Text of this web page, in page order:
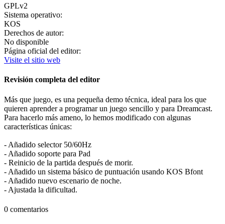
GPLv2
Sistema operativo:
KOS
Derechos de autor:
No disponible
Página oficial del editor:
Visite el sitio web
Revisión completa del editor
Más que juego, es una pequeña demo técnica, ideal para los que
quieren aprender a programar un juego sencillo y para Dreamcast.
Para hacerlo más ameno, lo hemos modificado con algunas
características únicas:
- Añadido selector 50/60Hz
- Añadido soporte para Pad
- Reinicio de la partida después de morir.
- Añadido un sistema básico de puntuación usando KOS Bfont
- Añadido nuevo escenario de noche.
- Ajustada la dificultad.
0 comentarios